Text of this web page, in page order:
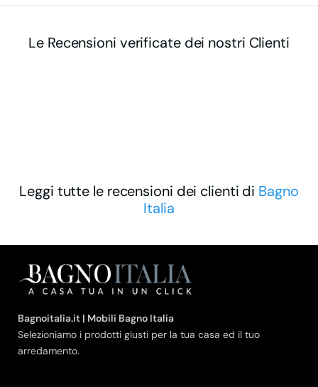
Le Recensioni verificate dei nostri Clienti
Leggi tutte le recensioni dei clienti di Bagno
Italia
Bagnoitalia.it | Mobili Bagno Italia
Selezioniamo i prodotti giusti per la tua casa ed il tuo
arredamento.